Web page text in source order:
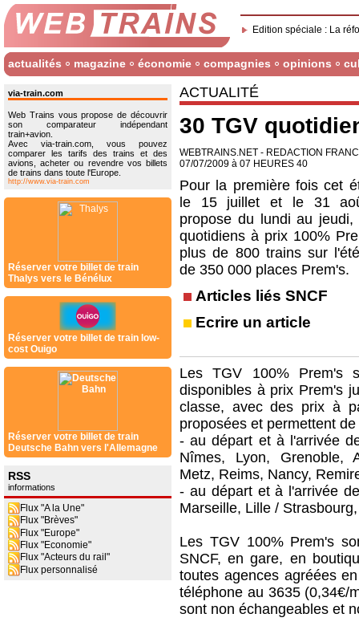
Edition spéciale : La
actualités magazine économie compagnies opinions
via-train.com
Web Trains vous propose de découvrir
son comparateur indépendant
train+avion.
Avec via-train.com, vous pouvez
comparer les tarifs des trains et des
avions, acheter ou revendre vos billets
de trains dans toute l'Europe.
http://www.via-train.com
Réserver votre billet de train
Thalys vers le Bénélux
Réserver votre billet de train low-
cost Ouigo
Réserver votre billet de train
Deutsche Bahn vers l'Allemagne
RSS
informations
Flux "A la Une"
Flux "Brèves"
Flux "Europe"
Flux "Economie"
Flux "Acteurs du rail"
Flux personnalisé
ACTUALITÉ
30 TGV
WEBTRAINS.NET - REDACTION
07/07/2009 à 07 HEURES 40
Pour la première fois cet
le 15 juillet et le 31
propose du lundi au jeudi,
quotidiens à prix 100%
plus de 800 trains sur
de 350 000 places Prem's.
Articles liés SNCF
Ecrire un article
Les TGV 100% Prem's
disponibles à prix Prem's
classe, avec des prix à
proposées et permettent
- au départ et à l'arrivée
Nîmes, Lyon, Grenoble,
Metz, Reims, Nancy,
- au départ et à l'arrivée
Marseille, Lille /
Les TGV 100% Prem's
SNCF, en gare, en
toutes agences agréées
téléphone au 3635 (0,34€/
sont non échangeables et